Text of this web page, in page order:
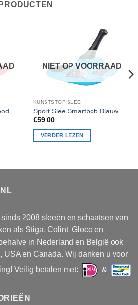
NIET OP VOORRAAD
KUNSTSTOF SLEE
Sport Slee Smartbob Blauw
€59,00
VERDER LEZEN
2008 sleeën en schaatsen van
als Stiga, Colint, Gloco en
in Nederland en België ook
USA en Canada. Wij danken u voor
Veilig betalen met:
&